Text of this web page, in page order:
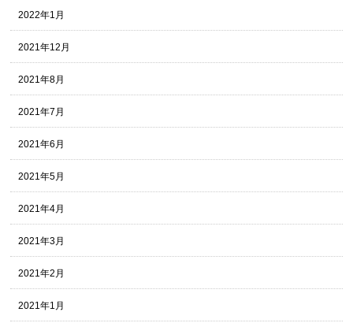
2022年1月
2021年12月
2021年8月
2021年7月
2021年6月
2021年5月
2021年4月
2021年3月
2021年2月
2021年1月